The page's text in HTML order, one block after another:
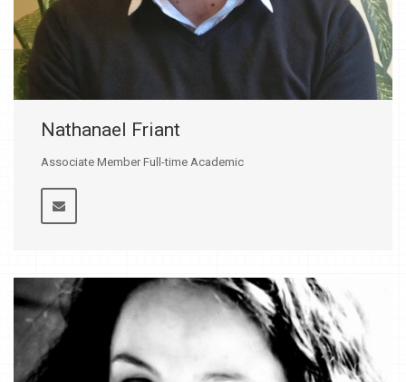
Nathanael Friant
Associate Member Full-time Academic